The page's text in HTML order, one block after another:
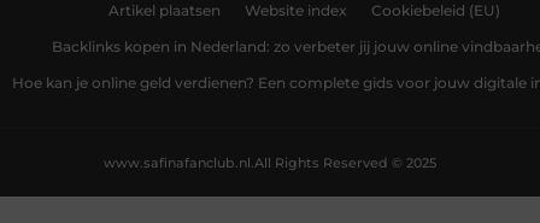
Artikel plaatsen Website index Cookiebeleid (EU)
Backlinks kopen in Nederland: zo verbeter jij jouw online
Hoe kan je online geld verdienen? Een complete gids voor jouw digitale
All Rights Reserved © 2025
www.safinafanclub.nl.